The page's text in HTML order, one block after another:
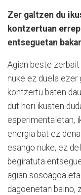
Zer galtzen du
kontzertuan
entseguetan
Agian beste
nuke ez duela ezer
kontzertu baten
dut hori ikusten
esperimentaletan,
energia bat ez
esango nuke, ez
begiratuta
agian sosoagoa
dagoenetan baino,